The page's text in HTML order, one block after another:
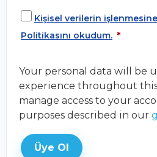
Kişisel verilerin
Politikasını okudum. *
Your personal data will be
experience throughout
manage access to your
purposes described in our
Üye Ol